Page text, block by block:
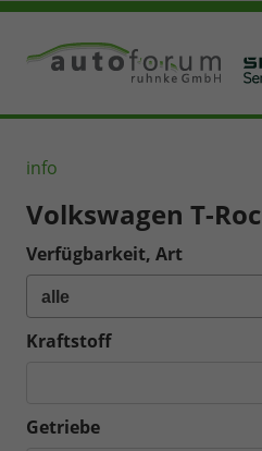
info
Volkswagen T-Roc
Verfügbarkeit, Art
Kraftstoff
Getriebe